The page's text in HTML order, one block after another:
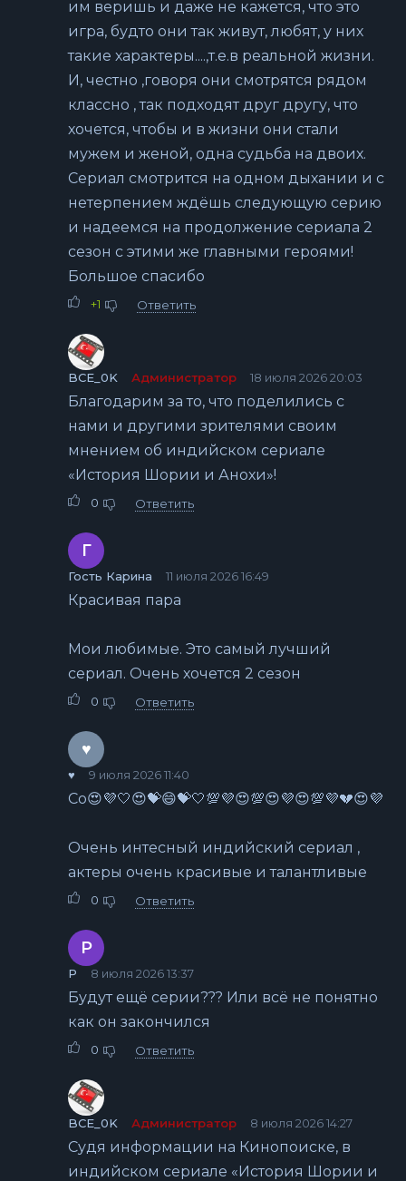
им веришь и даже не кажется, что это
игра, будто они так живут, любят, у них
такие характеры....,т.е.в реальной жизни.
И, честно ,говоря они смотрятся рядом
классно , так подходят друг другу, что
хочется, чтобы и в жизни они стали
мужем и женой, одна судьба на двоих.
Сериал смотрится на одном дыхании и с
нетерпением ждёшь следующую серию
и надеемся на продолжение сериала 2
сезон с этими же главными героями!
Большое спасибо
+1 Ответить
BCE_0K Администратор 18 июля 2026 20:03
Благодарим за то, что поделились с
нами и другими зрителями своим
мнением об индийском сериале
«История Шории и Анохи»!
0 Ответить
Г
Гость Карина 11 июля 2026 16:49
Красивая пара
Мои любимые. Это самый лучший
сериал. Очень хочется 2 сезон
0 Ответить
♥
♥️ 9 июля 2026 11:40
Со😍💜🤍😍💝😄💝🤍💯💜😍💯😍💜😍💯💜💔😍💜
Очень интесный индийский сериал ,
актеры очень красивые и талантливые
0 Ответить
Р
Р 8 июля 2026 13:37
Будут ещё серии??? Или всё не понятно
как он закончился
0 Ответить
BCE_0K Администратор 8 июля 2026 14:27
Судя информации на Кинопоиске, в
индийском сериале «История Шории и